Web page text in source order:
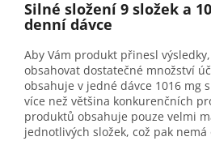
Silné složení 9 složek a
denní dávce
Aby Vám produkt přinesl
obsahovat dostatečné množství
obsahuje v jedné dávce 1016 mg
více než většina konkurenčních
produktů obsahuje pouze velmi
jednotlivých složek, což pak nemá